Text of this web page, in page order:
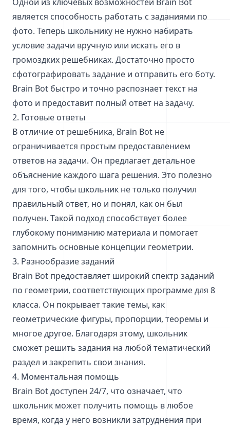
является способность работать с заданиями по
фото. Теперь школьнику не нужно набирать
условие задачи вручную или искать его в
громоздких решебниках. Достаточно просто
сфотографировать задание и отправить его боту.
Brain Bot быстро и точно распознает текст на
фото и предоставит полный ответ на задачу.
2. Готовые ответы
В отличие от решебника, Brain Bot не
ограничивается простым предоставлением
ответов на задачи. Он предлагает детальное
объяснение каждого шага решения. Это полезно
для того, чтобы школьник не только получил
правильный ответ, но и понял, как он был
получен. Такой подход способствует более
глубокому пониманию материала и помогает
запомнить основные концепции геометрии.
3. Разнообразие заданий
Brain Bot предоставляет широкий спектр заданий
по геометрии, соответствующих программе для 8
класса. Он покрывает такие темы, как
геометрические фигуры, пропорции, теоремы и
многое другое. Благодаря этому, школьник
сможет решить задания на любой тематический
раздел и закрепить свои знания.
4. Моментальная помощь
Brain Bot доступен 24/7, что означает, что
школьник может получить помощь в любое
время, когда у него возникли затруднения при